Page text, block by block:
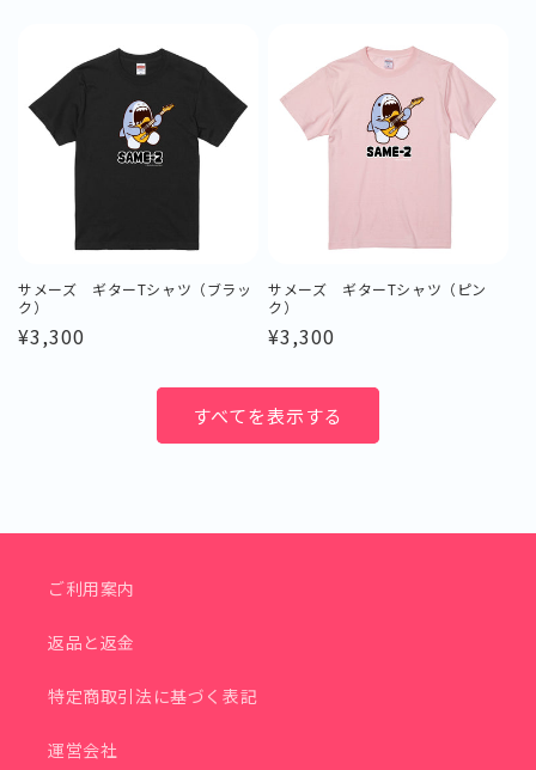
サメーズ ギターTシャツ（ブラッ
ク）
通
¥3,300
サメーズ ギターTシャツ（ピン
ク）
通
価
格
¥3,300
すべてを表示する
ご利用案内
返品と返金
特定商取引法に基づく表記
運営会社